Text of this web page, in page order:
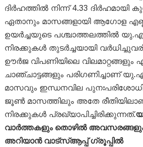
ദിർഹത്തിൽ നിന്ന് 4.33 ദിർഹമായി
ഏതാനും മാസങ്ങളായി ആഗോള
ഉയർച്ചയുടെ പശ്ചാത്തലത്തിൽ
നിരക്കുകൾ തുടർച്ചയായി
ഊർജ വിപണിയിലെ വിലമാറ്റങ്ങളും
ചാഞ്ചാട്ടങ്ങളും പരിഗണിച്ചാണ്
മാസവും ഇന്ധനവില
ജൂൺ മാസത്തിലും അതേ
നിരക്കുകൾ പ്രഖ്യാപിച്ചിരിക്കുന്നത്.
വാർത്തകളും തൊഴിൽ
അറിയാൻ വാട്സ്ആപ്പ് ഗ്രൂപ്പിൽ